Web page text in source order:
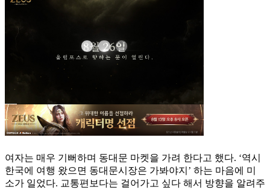
여자는 매우 기뻐하며 동대문 마켓을 가려 한다고 했다. ‘역시
한국에 여행 왔으면 동대문시장은 가봐야지’ 하는 마음에 미
소가 일었다. 교통편보다는 걸어가고 싶다 해서 방향을 알려주